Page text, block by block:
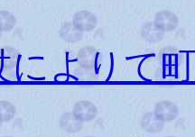
によりて